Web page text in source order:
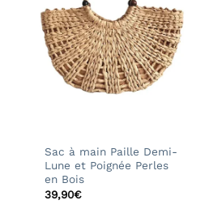
Sac à main Paille Demi-
Lune et Poignée Perles
en Bois
39,90€